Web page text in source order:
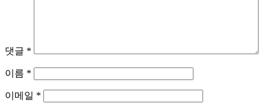
댓글 *
이름 *
이메일 *